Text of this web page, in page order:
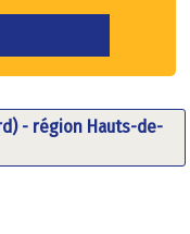
- région Hauts-de-